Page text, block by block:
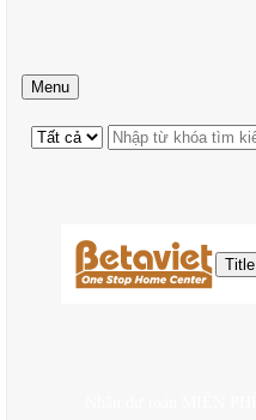
Menu
Title